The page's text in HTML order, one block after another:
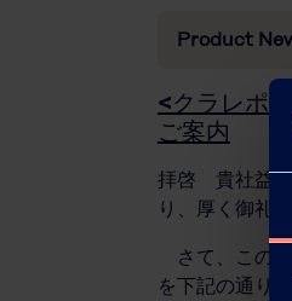
Product
<クラレポ
ご案内
拝啓 貴社益々
り、厚く御礼
さて、この
を下記の通り